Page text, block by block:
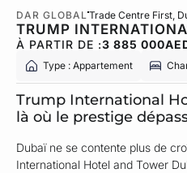
DAR GLOBAL Trade Centre First ,
TRUMP
À PARTIR DE :3 885 000
Type : Appartement
Trump International
là où le prestige
Dubaï ne se contente plus de
International Hotel and Tower